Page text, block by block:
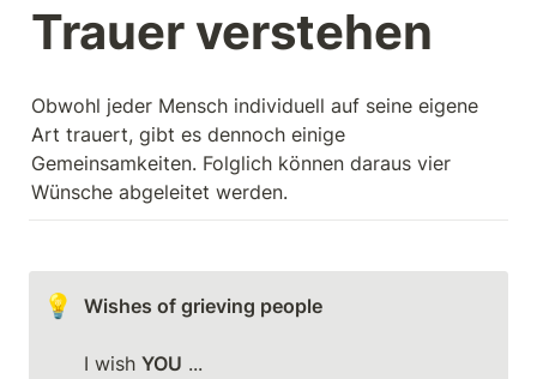
Trauer verstehen
Obwohl jeder Mensch individuell auf seine eigene
Art trauert, gibt es dennoch einige
Gemeinsamkeiten. Folglich können daraus vier
Wünsche abgeleitet werden.
💡 Wishes of grieving people
I wish YOU